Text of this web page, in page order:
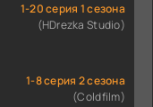
1-20 серия 1 сезона
(HDrezka Studio)
1-8 серия 2 сезона
(Coldfilm)